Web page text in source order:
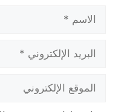
الإلكتروني
الإلكتروني